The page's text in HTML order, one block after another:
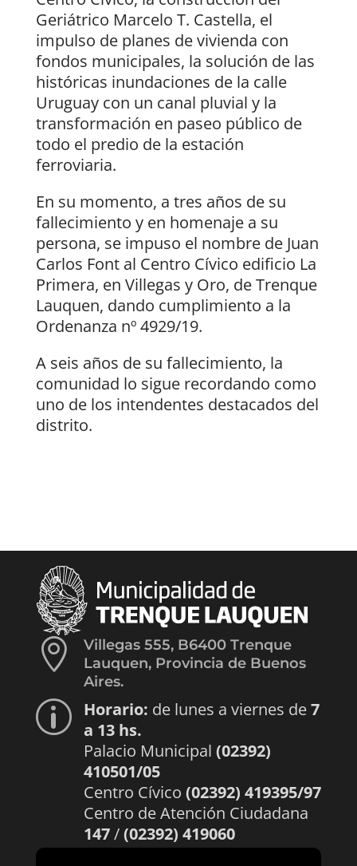
Geriátrico Marcelo T. Castella, el
impulso de planes de vivienda con
fondos municipales, la solución de las
históricas inundaciones de la calle
Uruguay con un canal pluvial y la
transformación en paseo público de
todo el predio de la estación
ferroviaria.
En su momento, a tres años de su
fallecimiento y en homenaje a su
persona, se impuso el nombre de Juan
Carlos Font al Centro Cívico edificio La
Primera, en Villegas y Oro, de Trenque
Lauquen, dando cumplimiento a la
Ordenanza nº 4929/19.
A seis años de su fallecimiento, la
comunidad lo sigue recordando como
uno de los intendentes destacados del
distrito.

Villegas 555, B6400 Trenque
Lauquen, Provincia de Buenos
Aires.
p Horario: de lunes a viernes de7
a 13 hs.
Palacio Municipal (02392)
410501/05
Centro Cívico (02392) 419395/97
Centro de Atención Ciudadana
147/(02392) 419060